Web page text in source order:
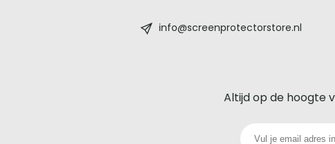
info@screenprotectorstore.nl
Altijd op de hoogte